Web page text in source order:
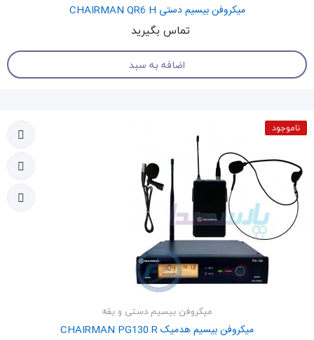
میکروفن بیسیم دستی CHAIRMAN QR6 H
تماس بگیرید
اضافه به سبد
ناموجود
میکروفن بیسیم دستی و یقه
میکروفن بیسیم هدمیک CHAIRMAN PG130 R